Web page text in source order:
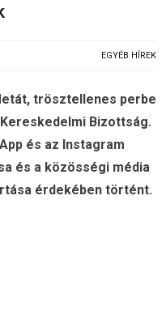
EGYÉB HÍREK
trösztellenes perbe
Bizottság.
és az Instagram
és a közösségi média
érdekében történt.